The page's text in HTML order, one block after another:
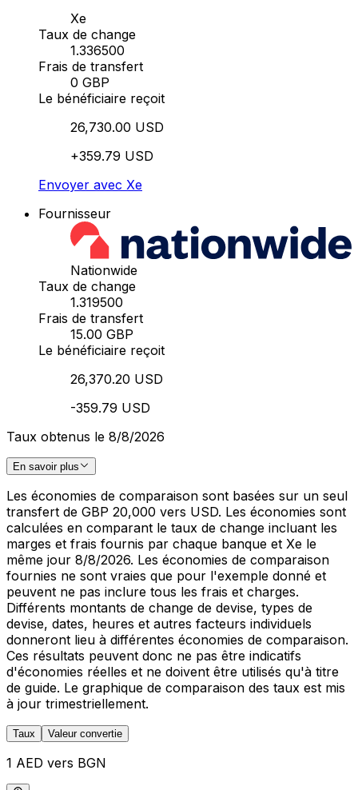
Xe
Taux de change
1.336500
Frais de transfert
0 GBP
Le bénéficiaire reçoit
26,730.00 USD
+359.79 USD
Envoyer avec Xe
Fournisseur
Nationwide
Taux de change
1.319500
Frais de transfert
15.00 GBP
Le bénéficiaire reçoit
26,370.20 USD
-359.79 USD
Taux obtenus le 8/8/2026
En savoir plus
Les économies de comparaison sont basées sur un seul
transfert de GBP 20,000 vers USD. Les économies sont
calculées en comparant le taux de change incluant les
marges et frais fournis par chaque banque et Xe le
même jour 8/8/2026. Les économies de comparaison
fournies ne sont vraies que pour l'exemple donné et
peuvent ne pas inclure tous les frais et charges.
Différents montants de change de devise, types de
devise, dates, heures et autres facteurs individuels
donneront lieu à différentes économies de comparaison.
Ces résultats peuvent donc ne pas être indicatifs
d'économies réelles et ne doivent être utilisés qu'à titre
de guide. Le graphique de comparaison des taux est mis
à jour trimestriellement.
Taux Valeur convertie
1 AED vers BGN